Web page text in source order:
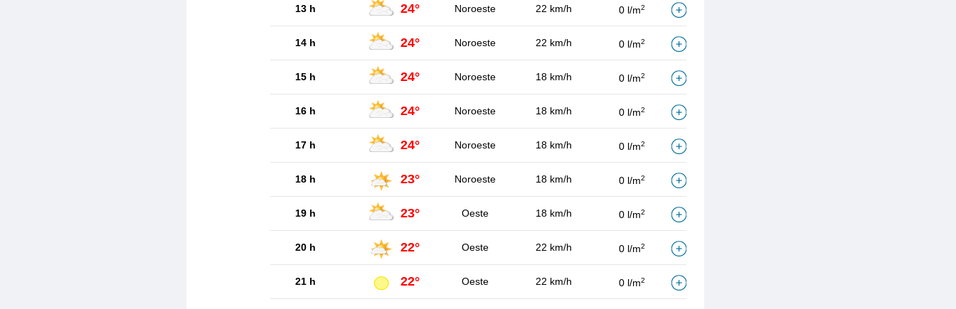
13 h 24° Noroeste 22 km/h 0 l/m2
14 h 24° Noroeste 22 km/h 0 l/m2
15 h 24° Noroeste 18 km/h 0 l/m2
16 h 24° Noroeste 18 km/h 0 l/m2
17 h 24° Noroeste 18 km/h 0 l/m2
18 h 23° Noroeste 18 km/h 0 l/m2
19 h 23° Oeste 18 km/h 0 l/m2
20 h 22° Oeste 22 km/h 0 l/m2
21 h 22° Oeste 22 km/h 0 l/m2